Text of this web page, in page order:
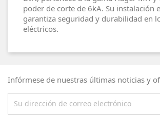
poder de corte de 6kA. Su instalación
garantiza seguridad y durabilidad en
eléctricos.
Infórmese de nuestras últimas noticias y